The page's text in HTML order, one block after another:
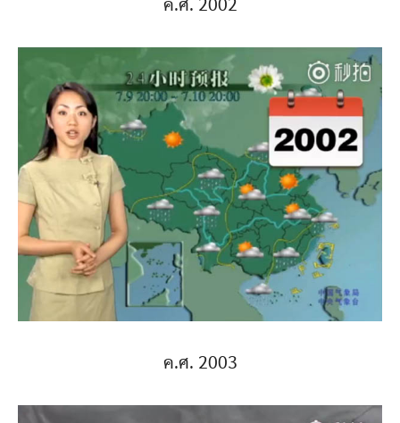
ค.ศ. 2002
ค.ศ. 2003